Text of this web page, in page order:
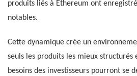
produits liés à Ethereum ont
notables.
Cette dynamique crée un
seuls les produits les mieux structurés
besoins des investisseurs pourront se